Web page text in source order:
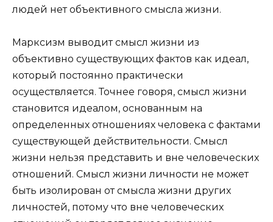
людей нет объективного смысла жизни.
Марксизм выводит смысл жизни из
объективно существующих фактов как идеал,
который постоянно практически
осуществляется. Точнее говоря, смысл жизни
становится идеалом, основанным на
определенных отношениях человека с фактами
существующей действительности. Смысл
жизни нельзя представить и вне человеческих
отношений. Смысл жизни личности не может
быть изолирован от смысла жизни других
личностей, потому что вне человеческих